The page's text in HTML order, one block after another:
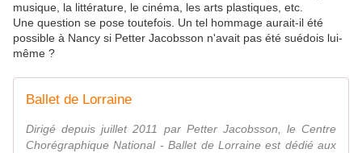
musique, la littérature, le cinéma, les arts plastiques, etc.
Une question se pose toutefois. Un tel hommage aurait-il été
possible à Nancy si Petter Jacobsson n'avait pas été suédois lui-
même ?
Ballet de Lorraine
Dirigé depuis juillet 2011 par Petter Jacobsson, le Centre
Chorégraphique National - Ballet de Lorraine est dédié aux